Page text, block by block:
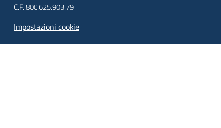
C.F. 800.625.903.79
Impostazioni cookie